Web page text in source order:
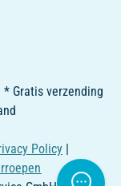
Gratis verzending
Policy |